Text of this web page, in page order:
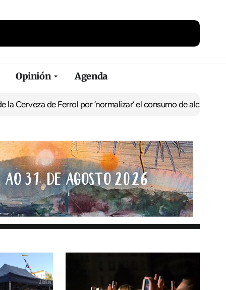
Opinión Agenda
Ferrol por ‘normalizar’ el consumo de alcoholDe Perlío a